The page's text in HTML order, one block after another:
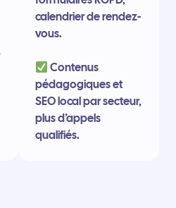
calendrier de rendez-
vous.
Contenus
pédagogiques et
SEO local par secteur,
plus d’appels
qualifiés.